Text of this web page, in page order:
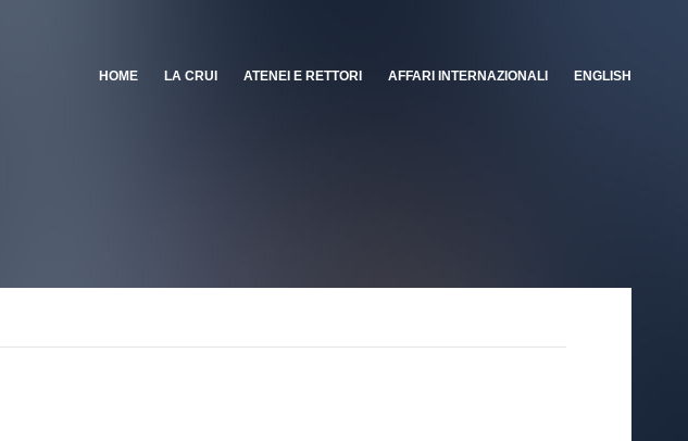
HOME LA CRUI ATENEI E RETTORI AFFARI INTERNAZIONALI ENGLISH